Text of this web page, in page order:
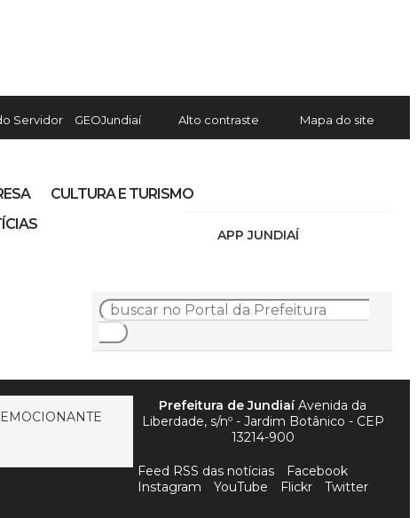
Servidor GEOJundiaí Alto contraste Mapa do site
APP JUNDIAÍ
CULTURA E TURISMO
Prefeitura de JundiaíAvenida da
Liberdade, s/nº - Jardim Botânico - CEP
13214-900
Feed RSS das notícias
Facebook
Instagram
YouTube Flickr Twitter